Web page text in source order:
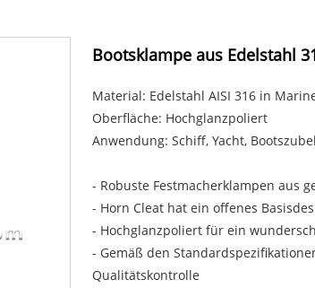
Bootsklampe aus Edelstahl
Material: Edelstahl AISI 316 in
Oberfläche: Hochglanzpoliert
Anwendung: Schiff, Yacht,
- Robuste Festmacherklampen aus
- Horn Cleat hat ein offenes
- Hochglanzpoliert für ein
- Gemäß den
Qualitätskontrolle